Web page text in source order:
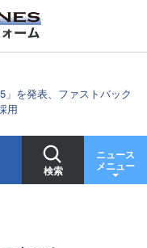
を発表、ファストバック
用
検索
ニュース
メニュー